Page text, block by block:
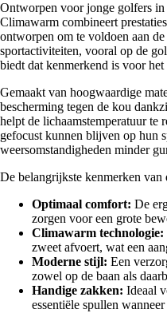
Ontworpen voor jonge golfers
Climawarm combineert
ontworpen om te voldoen aan
sportactiviteiten, vooral op de
biedt dat kenmerkend is voor het
Gemaakt van hoogwaardige
bescherming tegen de kou
helpt de lichaamstemperatuur te
gefocust kunnen blijven op hun
weersomstandigheden minder
De belangrijkste kenmerken van
Optimaal comfort: De
zorgen voor een grote
Climawarm technologie:
zweet afvoert, wat een
Moderne stijl: Een
zowel op de baan als
Handige zakken: Ideaal
essentiële spullen